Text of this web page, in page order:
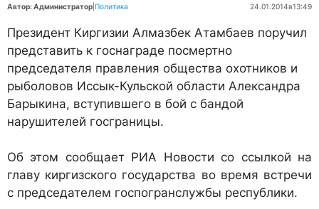
Автор: Администратор Политика 24.01.2014в13:49
Президент Киргизии Алмазбек Атамбаев поручил
представить к госнаграде посмертно
председателя правления общества охотников и
рыболовов Иссык-Кульской области Александра
Барыкина, вступившего в бой с бандой
нарушителей госграницы.
Об этом сообщает РИА Новости со ссылкой на
главу киргизского государства во время встречи
с председателем госпогранслужбы республики.